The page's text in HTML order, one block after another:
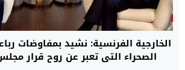
الخارجية الفرنسية: نشيد بمفاوضات
الصحراء التي تعبر عن روح قرار